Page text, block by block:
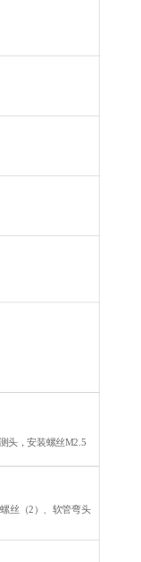
头，安装螺丝M2.5
丝（2）、软管弯头